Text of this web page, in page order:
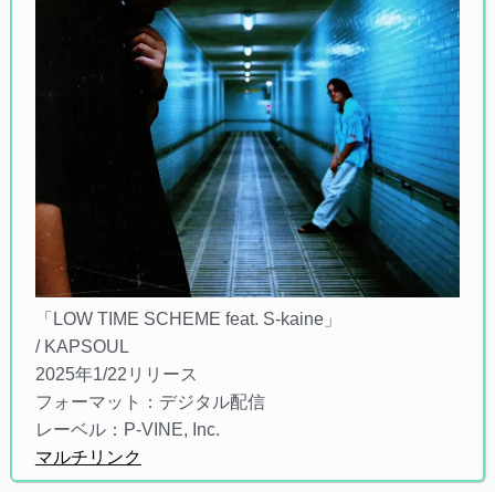
「LOW TIME SCHEME feat. S-kaine」
/ KAPSOUL
2025年1/22リリース
フォーマット：デジタル配信
レーベル：P-VINE, Inc.
マルチリンク